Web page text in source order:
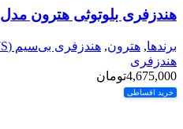
هندزفری بلوتوثی هترون مدل HTW850P
برندها, هترون, هندزفری بی‌سیم (TWS)
هندزفری
4,675,000تومان
خرید اقساطی